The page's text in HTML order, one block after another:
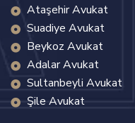
Ataşehir Avukat
Suadiye Avukat
Beykoz Avukat
Adalar Avukat
Sultanbeyli Avukat
Şile Avukat